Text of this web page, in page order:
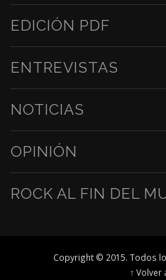
EDICIÓN PDF
ENTREVISTAS
NOTICIAS
OPINIÓN
ROCK AL FIN DEL
Copyright © 2015. Todos
↑ Volver